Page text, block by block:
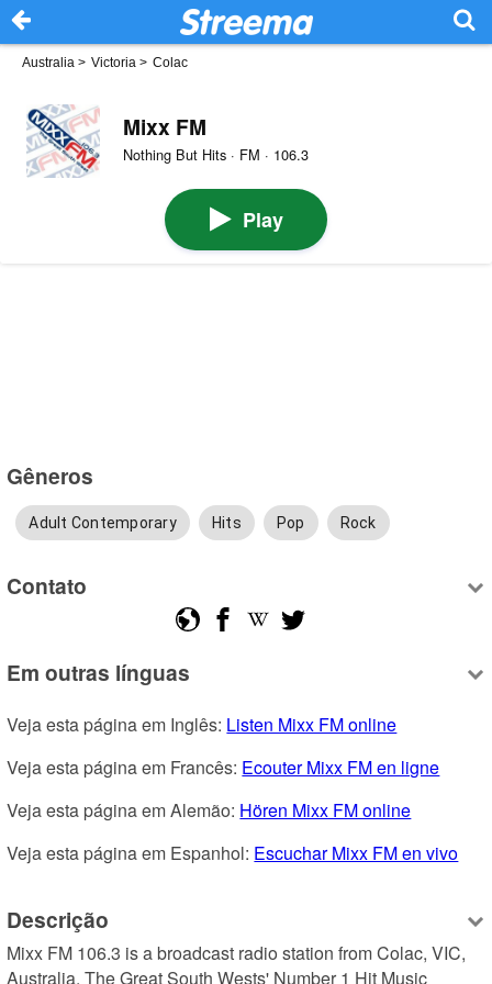
Australia > Victoria > Colac
Mixx FM
Nothing But Hits · FM · 106.3
Play
Gêneros
Adult Contemporary Hits Pop Rock
Contato
Em outras línguas
Veja esta página em Inglês: Listen Mixx FM online
Veja esta página em Francês: Ecouter Mixx FM en ligne
Veja esta página em Alemão: Hören Mixx FM online
Veja esta página em Espanhol: Escuchar Mixx FM en vivo
Descrição
Mixx FM 106.3 is a broadcast radio station from Colac, VIC,
Australia. The Great South Wests' Number 1 Hit Music